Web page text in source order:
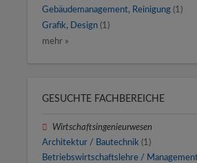
Gebäudemanagement, Reinigung (1)
Grafik, Design (1)
mehr »
GESUCHTE FACHBEREICHE
Wirtschaftsingenieurwesen
Architektur / Bautechnik (1)
Betriebswirtschaftslehre /